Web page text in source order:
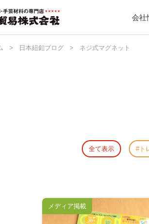
会社
> 日本紐釦ブログ > ネジ式マグネット
全て表示 ト
メディア掲載